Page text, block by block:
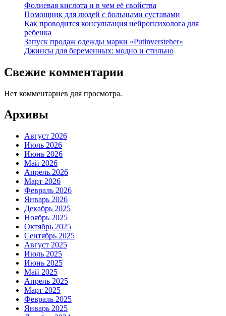
Фолиевая кислота и в чем её свойства
Помощник для людей с больными суставами
Как проводится консультация нейропсихолога для
ребенка
Запуск продаж одежды марки «Putinversteher»
Джинсы для беременных: модно и стильно
Свежие комментарии
Нет комментариев для просмотра.
Архивы
Август 2026
Июль 2026
Июнь 2026
Май 2026
Апрель 2026
Март 2026
Февраль 2026
Январь 2026
Декабрь 2025
Ноябрь 2025
Октябрь 2025
Сентябрь 2025
Август 2025
Июль 2025
Июнь 2025
Май 2025
Апрель 2025
Март 2025
Февраль 2025
Январь 2025